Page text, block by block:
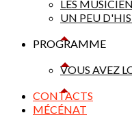
LES
UN PEU
PROGRAMME
VOUS AVEZ
CONTACTS
MÉCÉNAT